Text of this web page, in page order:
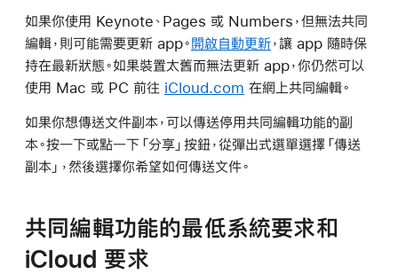
如果你使用 Keynote、Pages 或 Numbers，但無法共同
編輯，則可能需要更新 app。開啟自動更新，讓 app 隨時保
持在最新狀態。如果裝置太舊而無法更新 app，你仍然可以
使用 Mac 或 PC 前往 iCloud.com 在網上共同編輯。
如果你想傳送文件副本，可以傳送停用共同編輯功能的副
本。按一下或點一下「分享」按鈕，從彈出式選單選擇「傳送
副本」，然後選擇你希望如何傳送文件。
共同編輯功能的最低系統要求和
iCloud 要求